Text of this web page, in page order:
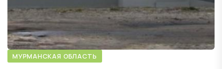
МУРМАНСКАЯ ОБЛАСТЬ